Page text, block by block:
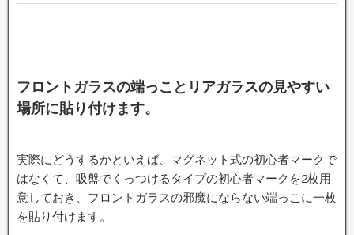
フロントガラスの端っことリアガラスの見やすい
場所に貼り付けます。
実際にどうするかといえば、マグネット式の初心者マークで
はなくて、吸盤でくっつけるタイプの初心者マークを2枚用
意しておき、フロントガラスの邪魔にならない端っこに一枚
を貼り付けます。